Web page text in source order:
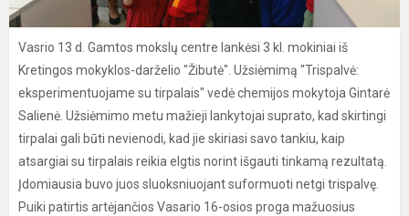
Vasrio 13 d. Gamtos mokslų centre lankėsi 3 kl. mokiniai iš
Kretingos mokyklos-darželio "Žibutė". Užsiėmimą "Trispalvė:
eksperimentuojame su tirpalais" vedė chemijos mokytoja Gintarė
Salienė. Užsiėmimo metu mažieji lankytojai suprato, kad skirtingi
tirpalai gali būti nevienodi, kad jie skiriasi savo tankiu, kaip
atsargiai su tirpalais reikia elgtis norint išgauti tinkamą rezultatą.
Įdomiausia buvo juos sluoksniuojant suformuoti netgi trispalvę.
Puiki patirtis artėjančios Vasario 16-osios proga mažuosius